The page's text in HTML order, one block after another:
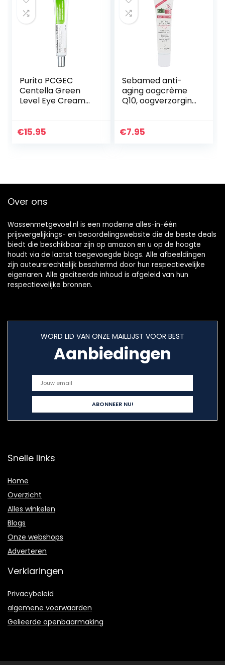
Purito PCGEC
Centella Green
Level Eye Cream
€15.95
Sebamed anti-
aging oogcrème
Q10, oogverzorging
tegen rimpels,
€7.95
Over ons
Wassenmetgevoel.nl is een moderne alles-in-één
prijsvergelijkings- en beoordelingswebsite die de beste deals
biedt die beschikbaar zijn op amazon en u op de hoogte
houdt via de laatst toegevoegde blogs. Alle afbeeldingen
zijn auteursrechtelijk beschermd door hun respectievelijke
eigenaren. Alle geciteerde inhoud is afgeleid van hun
respectievelijke bronnen.
WORD LID VAN ONZE MAILLIJST VOOR BEST
Aanbiedingen
Snelle links
Home
Overzicht
Alles winkelen
Blogs
Onze webshops
Adverteren
Verklaringen
Privacybeleid
algemene voorwaarden
Gelieerde openbaarmaking